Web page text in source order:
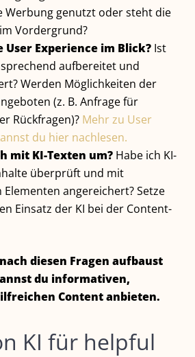
Werbung genutzt oder steht die
Vordergrund?
User Experience im Blick? Ist
aufbereitet und
Werden Möglichkeiten der
(z. B. Anfrage für
Rückfragen)? Mehr zu User
du hier nachlesen.
mit KI-Texten um? Habe ich KI-
überprüft und mit
angereichert? Setze
Einsatz der KI bei der Content-
diesen Fragen aufbaust
du informativen,
Content anbieten.
KI für helpful